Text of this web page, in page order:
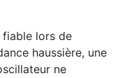
fiable lors de
haussière, une
ne